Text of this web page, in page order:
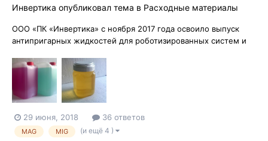
Инвертика опубликовал тема в Расходные материалы
ООО «ПК «Инвертика» с ноября 2017 года освоило выпуск
антипригарных жидкостей для роботизированных систем и
поверхностей от прилипания брызг при сварке (ручной
дуговой, полуавтоматическими, аргонодуговой). Артикул
0017 - применяется в станциях об...
29 июня, 2018 36 ответов
MAG MIG (и ещё 4 )